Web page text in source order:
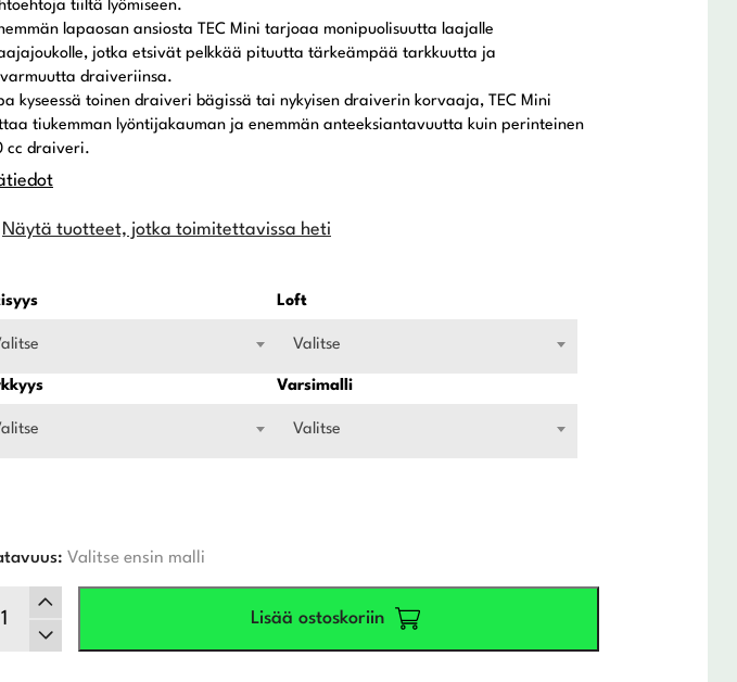
tiiltä lyömiseen.
lapaosan ansiosta TEC Mini tarjoaa monipuolisuutta laajalle
jotka etsivät pelkkää pituutta tärkeämpää tarkkuutta ja
draiveriinsa.
kyseessä toinen draiveri bägissä tai nykyisen draiverin korvaaja, TEC Mini
tiukemman lyöntijakauman ja enemmän anteeksiantavuutta kuin perinteinen
cc draiveri.
Näytä tuotteet, jotka toimitettavissa heti
Loft
Valitse
Varsimalli
Valitse
Valitse ensin malli
Lisää ostoskoriin